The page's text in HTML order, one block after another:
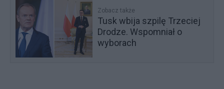
Zobacz także
Tusk wbija szpilę Trzeciej
Drodze. Wspomniał o
wyborach